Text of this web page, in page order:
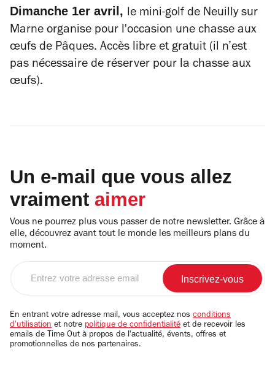
Dimanche 1er avril, le mini-golf de Neuilly sur
Marne organise pour l'occasion une chasse aux
œufs de Pâques. Accès libre et gratuit (il n’est
pas nécessaire de réserver pour la chasse aux
œufs).
Un e-mail que vous allez
vraiment aimer
Vous ne pourrez plus vous passer de notre newsletter. Grâce à
elle, découvrez avant tout le monde les meilleurs plans du
moment.
email
En entrant votre adresse mail, vous acceptez nos conditions
d'utilisation et notre politique de confidentialité et de recevoir les
emails de Time Out à propos de l'actualité, évents, offres et
promotionnelles de nos partenaires.